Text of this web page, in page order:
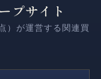
プサイト
）が運営する関連買